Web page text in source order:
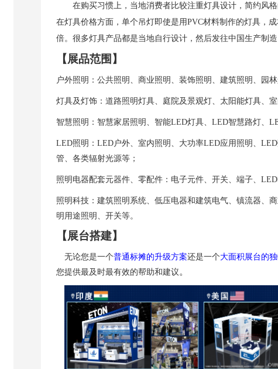
在购买习惯上，当地消费者比较注重灯具设计，简约风
在灯具价格方面，单个吊灯即使是用PVC材料制作的灯具，
倍。很多灯具产品都是当地自行设计，然后发往中国生产制造
【展品范围】
户外照明：公共照明、商业照明、装饰照明、建筑照明、园
灯具及灯饰：道路照明灯具、庭院及景观灯、太阳能灯具、
智慧照明：智慧家居照明、智能LED灯具、LED智慧路灯、
LED照明：LED 户外、室内照明、大功率LED应用照明、LED
管、各类辐射光源等；
照明电器配套元器件、零配件：电子元件、开关、端子、LED
照明科技：建筑照明系统、低压电器和建筑电气、镇流器、
明用途照明、开关等。
【展台搭建】
无论您是一个普通标摊的升级方案还是一个大面积展台的
您提供最及时最有效的帮助和建议 。